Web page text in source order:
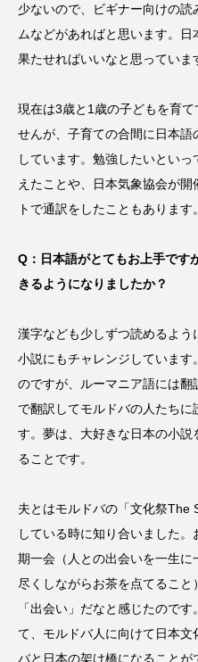
少ないので、ビギナー向けの
ムなどがあればと思います。
果たせればいいなと思っていま
現在は3歳と1歳の子どもを育
せんが、子育ての合間に日本
しています。勉強したいとい
えたことや、日本気象協会が
トで通訳をしたこともあります。
Q：日本語がとてもお上手です
きるようになりましたか？
漢字なども少しずつ読めるよ
小説にもチャレンジしていま
のですが、ルーマニア語には
で翻訳してモルドバの人たち
す。夢は、大好きな日本の小
ることです。
夫とはモルドバの「文化祭The
している時に知り合いました
期一会（人との出会いを一生
尽くしながらお茶を点てるこ
「出会い」だなと感じたので
て、モルドバ人に向けて日本
バと日本の架け橋になることが